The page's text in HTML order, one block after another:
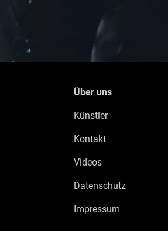
Über uns
Künstler
Kontakt
Videos
Datenschutz
Impressum